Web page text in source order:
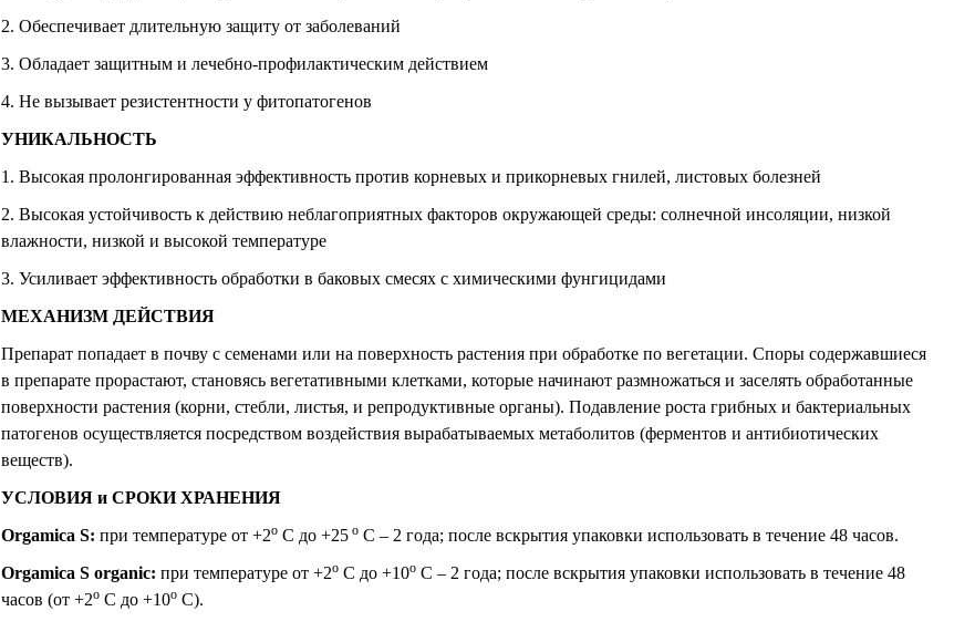
2. Обеспечивает длительную защиту от заболеваний
3. Обладает защитным и лечебно-профилактическим действием
4. Не вызывает резистентности у фитопатогенов
УНИКАЛЬНОСТЬ
1. Высокая пролонгированная эффективность против корневых и прикорневых гнилей, листовых болезней
2. Высокая устойчивость к действию неблагоприятных факторов окружающей среды: солнечной инсоляции, низкой
влажности, низкой и высокой температуре
3. Усиливает эффективность обработки в баковых смесях с химическими фунгицидами
МЕХАНИЗМ ДЕЙСТВИЯ
Препарат попадает в почву с семенами или на поверхность растения при обработке по вегетации. Споры содержавшиеся
в препарате прорастают, становясь вегетативными клетками, которые начинают размножаться и заселять обработанные
поверхности растения (корни, стебли, листья, и репродуктивные органы). Подавление роста грибных и бактериальных
патогенов осуществляется посредством воздействия вырабатываемых метаболитов (ферментов и антибиотических
веществ).
УСЛОВИЯ и СРОКИ ХРАНЕНИЯ
Orgamica S: при температуре от +2о С до +25 о С – 2 года; после вскрытия упаковки использовать в течение 48 часов.
Orgamica S organic: при температуре от +2о С до +10о С – 2 года; после вскрытия упаковки использовать в течение 48
часов (от +2о С до +10о С).